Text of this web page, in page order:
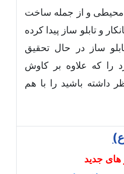
محیطی و از جمله ساخت
و تابلو ساز پیدا کرده
ساز در حال تحقیق
را که علاوه بر کاوش
داشته باشید را با هم
های جدید